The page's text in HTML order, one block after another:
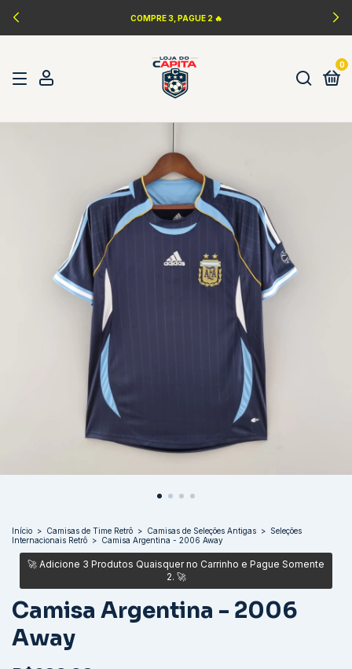
COMPRE 3, PAGUE 2 🔥
0
Início > Camisas de Time Retrô > Camisas de Seleções Antigas > Seleções
Internacionais Retrô > Camisa Argentina - 2006 Away
Camisa Argentina - 2006
Away